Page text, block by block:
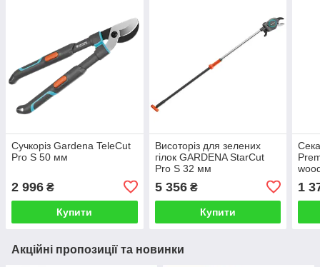
Сучкоріз Gardena TeleCut
Pro S 50 мм
2 996 ₴
Купити
Висоторіз для зелених
гілок GARDENA StarCut
Pro S 32 мм
5 356₴
Купити
1
Акційні пропозиції та новинки